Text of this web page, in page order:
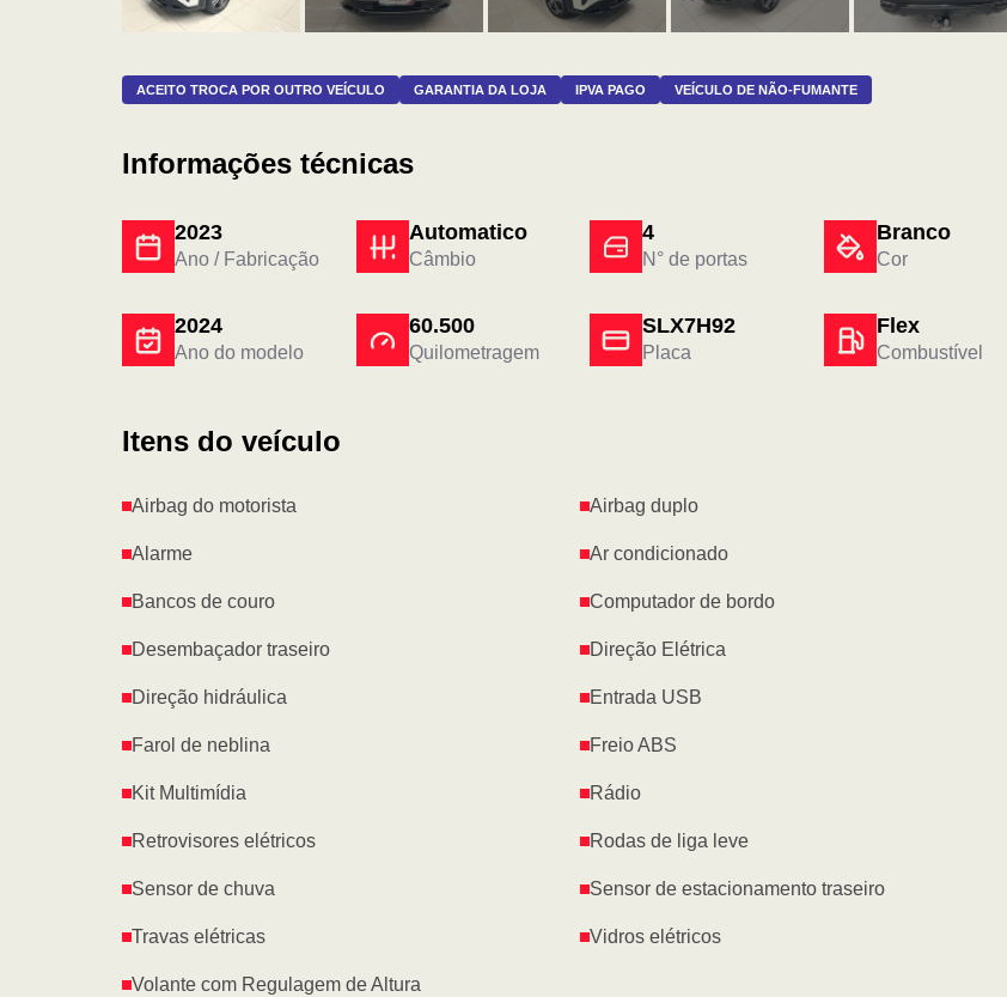
ACEITO TROCA POR OUTRO VEÍCULO GARANTIA DA LOJA IPVA PAGO VEÍCULO DE NÃO-FUMANTE
Informações técnicas
2023
Ano / Fabricação
Automatico
Câmbio
4
N° de portas
Branco
Cor
2024
Ano do modelo
60.500
Quilometragem
SLX7H92
Placa
Flex
Combustível
Itens do veículo
Airbag do motorista Airbag duplo
Alarme Ar condicionado
Bancos de couro Computador de bordo
Desembaçador traseiro Direção Elétrica
Direção hidráulica Entrada USB
Farol de neblina Freio ABS
Kit Multimídia Rádio
Retrovisores elétricos Rodas de liga leve
Sensor de chuva Sensor de estacionamento traseiro
Travas elétricas Vidros elétricos
Volante com Regulagem de Altura